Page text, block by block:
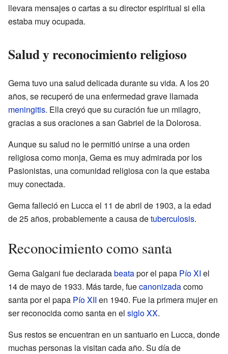
llevara mensajes o cartas a su director espiritual si ella
estaba muy ocupada.
Salud y reconocimiento religioso
Gema tuvo una salud delicada durante su vida. A los 20
años, se recuperó de una enfermedad grave llamada
meningitis. Ella creyó que su curación fue un milagro,
gracias a sus oraciones a san Gabriel de la Dolorosa.
Aunque su salud no le permitió unirse a una orden
religiosa como monja, Gema es muy admirada por los
Pasionistas, una comunidad religiosa con la que estaba
muy conectada.
Gema falleció en Lucca el 11 de abril de 1903, a la edad
de 25 años, probablemente a causa detuberculosis.
Reconocimiento como santa
Gema Galgani fue declaradabeatapor el papa Pío XI el
14 de mayo de 1933. Más tarde, fuecanonizadacomo
santa por el papa Pío XII en 1940. Fue la primera mujer en
ser reconocida como santa en el siglo XX.
Sus restos se encuentran en un santuario en Lucca, donde
muchas personas la visitan cada año. Su día de